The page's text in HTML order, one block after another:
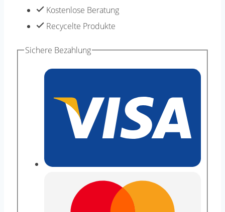
weich
50g
Menge
Kostenlose Beratung
Recycelte Produkte
Sichere Bezahlung